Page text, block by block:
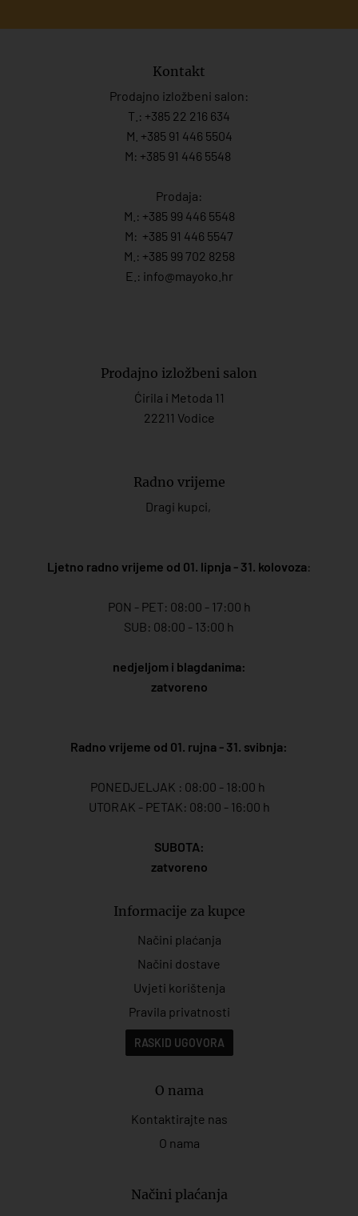
Kontakt
Prodajno izložbeni salon:
T.: +385 22 216 634
M. +385 91 446 5504
M: +385 91 446 5548
Prodaja:
M.: +385 99 446 5548
M: +385 91 446 5547
M.: +385 99 702 8258
E.: info@mayoko. hr
Prodajno izložbeni salon
Ćirila i Metoda 11
22211 Vodice
Radno vrijeme
Dragi kupci,
Ljetno radno vrijeme od 01. lipnja - 31. kolovoza:
PON - PET: 08:00 - 17:00 h
SUB: 08:00 - 13:00 h
nedjeljom i blagdanima:
zatvoreno
Radno vrijeme od 01. rujna - 31. svibnja:
PONEDJELJAK : 08:00 - 18:00 h
UTORAK - PETAK: 08:00 - 16:00 h
SUBOTA:
zatvoreno
Informacije za kupce
Načini plaćanja
Načini dostave
Uvjeti korištenja
Pravila privatnosti
RASKID UGOVORA
O nama
Kontaktirajte nas
O nama
Načini plaćanja